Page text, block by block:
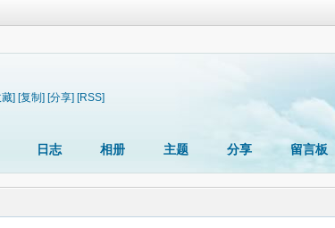
藏] [复制] [分享] [RSS]
日志 相册 主题 分享 留言板